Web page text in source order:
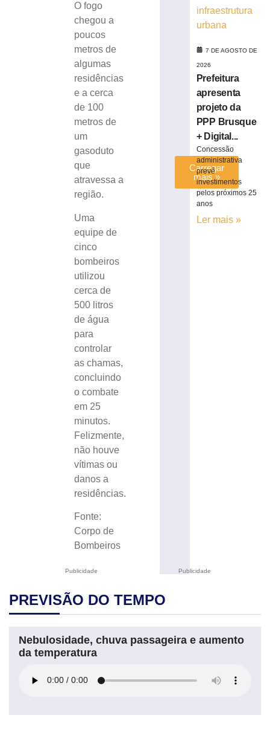
Publicidade
O fogo
chegou a
poucos
metros de
algumas
residências
e a cerca
de 100
metros de
um
gasoduto
que
atravessa a
região.
Uma
equipe de
cinco
bombeiros
utilizou
cerca de
500 litros
de água
para
controlar
as chamas,
concluindo
o combate
em 25
minutos.
Felizmente,
não houve
vítimas ou
danos a
residências.
Fonte:
Corpo de
Bombeiros
prisão
Içara
agosto
Carregar
mais »
Publicidade
7 DE AGOSTO DE
2026
Prefeitura
apresenta
projeto da
PPP Brusque
+ Digital...
Concessão
administrativa
prevê
investimentos
pelos próximos 25
anos
Ler mais »
PREVISÃO DO TEMPO
Nebulosidade, chuva passageira e aumento
da temperatura